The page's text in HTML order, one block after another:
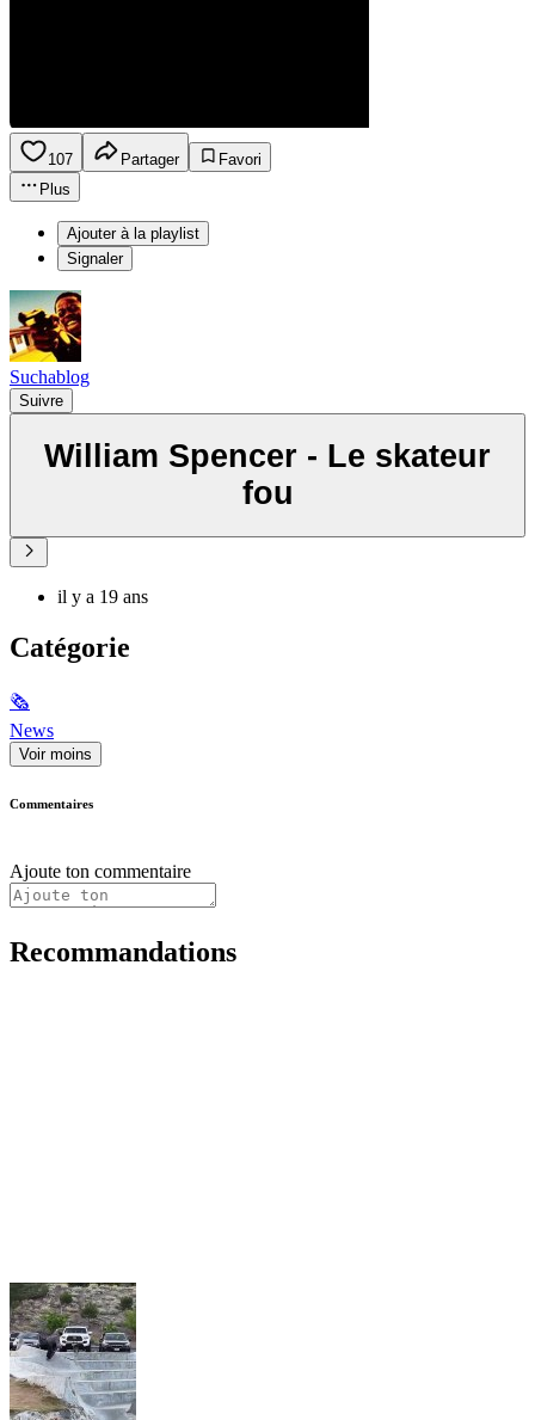
107 Partager
Favori
Plus
Ajouter à la playlist
Signaler
Suchablog
Suivre
William Spencer - Le skateur
fou
il y a 19 ans
Catégorie
🗞
News
Voir moins
Commentaires
Ajoute ton commentaire
Recommandations